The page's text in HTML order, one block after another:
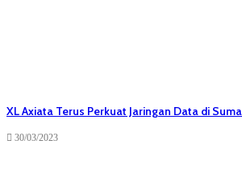
XL Axiata Terus Perkuat Jaringan Data di
30/03/2023